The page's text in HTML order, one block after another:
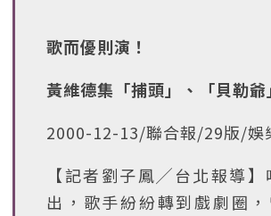
歌而優則演！
黃維德集「捕頭」、「貝勒爺
2000-12-13/聯合報/29版/娛
【記者劉子鳳╱台北報導】
出，歌手紛紛轉到戲劇圈